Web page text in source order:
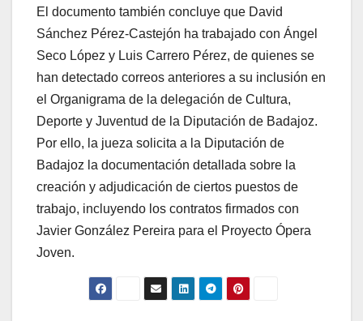
El documento también concluye que David
Sánchez Pérez-Castejón ha trabajado con Ángel
Seco López y Luis Carrero Pérez, de quienes se
han detectado correos anteriores a su inclusión en
el Organigrama de la delegación de Cultura,
Deporte y Juventud de la Diputación de Badajoz.
Por ello, la jueza solicita a la Diputación de
Badajoz la documentación detallada sobre la
creación y adjudicación de ciertos puestos de
trabajo, incluyendo los contratos firmados con
Javier González Pereira para el Proyecto Ópera
Joven.